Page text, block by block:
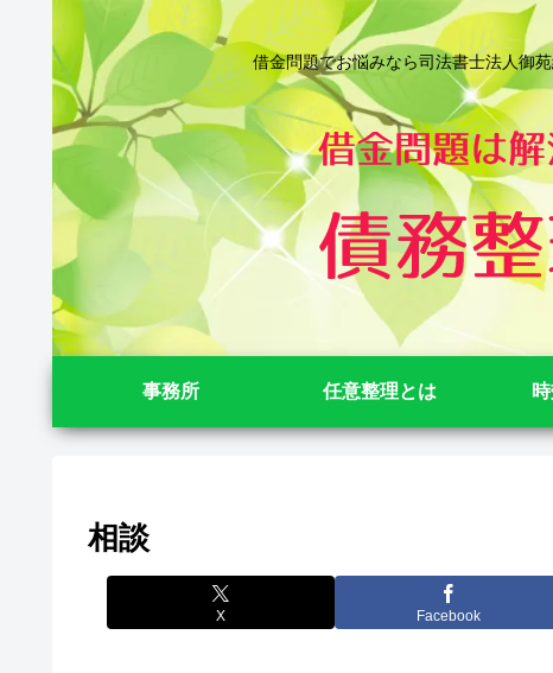
借金問題でお悩みなら司法書士法人御
事務所 任意整理とは
相談
X Facebook